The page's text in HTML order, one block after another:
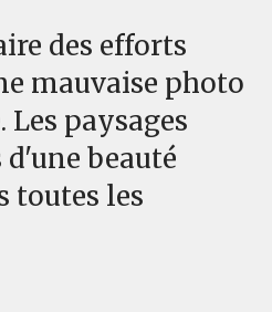
des efforts
mauvaise photo
paysages
beauté
toutes les